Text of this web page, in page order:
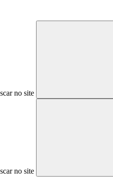
no site
no site